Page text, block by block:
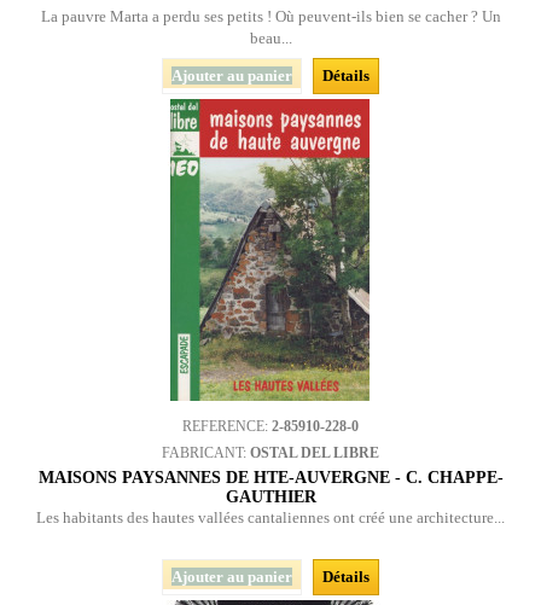
La pauvre Marta a perdu ses petits ! Où peuvent-ils bien se cacher ? Un
beau...
Ajouter au panier Détails
REFERENCE: 2-85910-228-0
FABRICANT: OSTAL DEL LIBRE
MAISONS PAYSANNES DE HTE-AUVERGNE - C. CHAPPE-
GAUTHIER
Les habitants des hautes vallées cantaliennes ont créé une architecture...
Ajouter au panier Détails